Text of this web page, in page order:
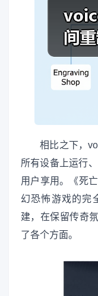
相比之下，
所有设备上运行
用户享用。《死
幻恐怖游戏的完
建，在保留传奇
了各个方面。